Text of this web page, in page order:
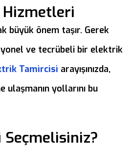
Hizmetleri
büyük önem taşır. Gerek
ve tecrübeli bir elektrik
Tamircisi arayışınızda,
yollarını bu